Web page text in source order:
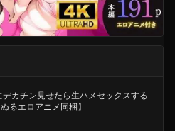
カチン見せたら生ハメセックスする
るエロアニメ同梱】